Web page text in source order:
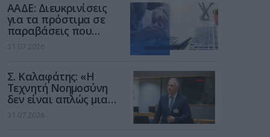
ΑΑΔΕ: Διευκρινίσεις
για τα πρόστιμα σε
παραβάσεις που
αφορούν τους ΦΗΜ
31.07.2026
Σ. Καλαφάτης: «Η
Τεχνητή Νοημοσύνη
δεν είναι απλώς μια
νέα τεχνολογία, είναι
μια νέα βιομηχανική
31.07.2026